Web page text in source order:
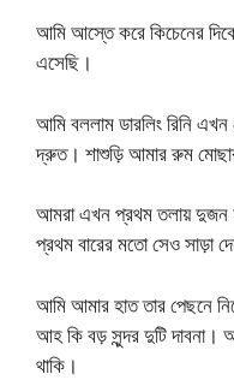
আমি আস্তে করে কিচেনের
এসেছি।
আমি বললাম ডারলিং রিনি
দ্রুত। শাশুড়ি আমার রুম
আমরা এখন প্রথম তলায় দুজন
প্রথম বারের মতো সেও সাড়া
আমি আমার হাত তার পেছনে
আহ কি বড় সুন্দর দুটি দাবনা।
থাকি।